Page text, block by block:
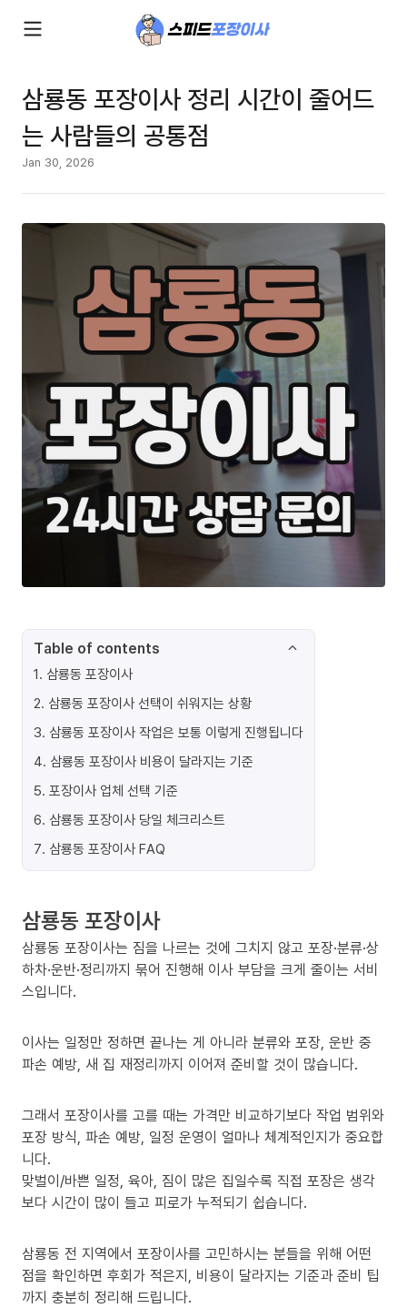
삼룡동 포장이사 정리 시간이 줄어드
는 사람들의 공통점
Jan 30, 2026
Table of contents
1. 삼룡동 포장이사
2. 삼룡동 포장이사 선택이 쉬워지는 상황
3. 삼룡동 포장이사 작업은 보통 이렇게 진행됩니다
4. 삼룡동 포장이사 비용이 달라지는 기준
5. 포장이사 업체 선택 기준
6. 삼룡동 포장이사 당일 체크리스트
7. 삼룡동 포장이사 FAQ
삼룡동 포장이사
삼룡동 포장이사는 짐을 나르는 것에 그치지 않고 포장·분류·상
하차·운반·정리까지 묶어 진행해 이사 부담을 크게 줄이는 서비
스입니다.
이사는 일정만 정하면 끝나는 게 아니라 분류와 포장, 운반 중
파손 예방, 새 집 재정리까지 이어져 준비할 것이 많습니다.
그래서 포장이사를 고를 때는 가격만 비교하기보다 작업 범위와
포장 방식, 파손 예방, 일정 운영이 얼마나 체계적인지가 중요합
니다.
맞벌이/바쁜 일정, 육아, 짐이 많은 집일수록 직접 포장은 생각
보다 시간이 많이 들고 피로가 누적되기 쉽습니다.
삼룡동 전 지역에서 포장이사를 고민하시는 분들을 위해 어떤
점을 확인하면 후회가 적은지, 비용이 달라지는 기준과 준비 팁
까지 충분히 정리해 드립니다.